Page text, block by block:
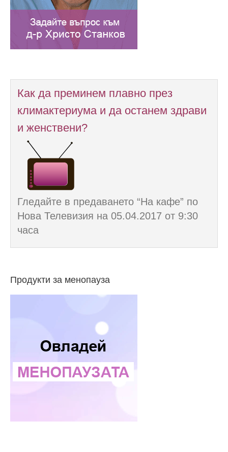
Как да преминем плавно през
климактериума и да останем здрави
и женствени?
Гледайте в предаването “На кафе” по
Нова Телевизия на 05.04.2017 от 9:30
часа
Продукти за менопауза